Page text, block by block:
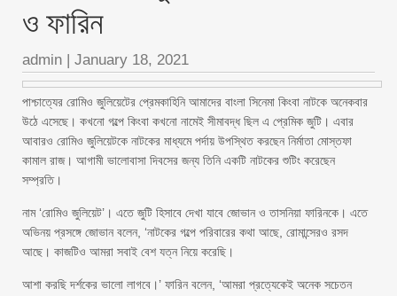
ও ফারিন
admin | January 18, 2021
পাশ্চাত্যের রোমিও জুলিয়েটের প্রেমকাহিনি আমাদের বাংলা সিনেমা কিংবা নাটকে অনেকবার
উঠে এসেছে। কখনো গল্পে কিংবা কখনো নামেই সীমাবদ্ধ ছিল এ প্রেমিক জুটি। এবার
আবারও রোমিও জুলিয়েটকে নাটকের মাধ্যমে পর্দায় উপস্থিত করছেন নির্মাতা মোস্তফা
কামাল রাজ। আগামী ভালোবাসা দিবসের জন্য তিনি একটি নাটকের শুটিং করেছেন
সম্প্রতি।
নাম ‘রোমিও জুলিয়েট’। এতে জুটি হিসাবে দেখা যাবে জোভান ও তাসনিয়া ফারিনকে। এতে
অভিনয় প্রসঙ্গে জোভান বলেন, ‘নাটকের গল্পে পরিবারের কথা আছে, রোমান্সেরও রসদ
আছে। কাজটিও আমরা সবাই বেশ যত্ন নিয়ে করেছি।
আশা করছি দর্শকের ভালো লাগবে।’ ফারিন বলেন, ‘আমরা প্রত্যেকেই অনেক সচেতন